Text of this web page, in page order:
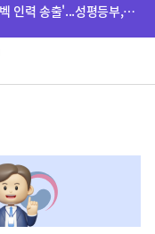
(설명) 프레시안, "인신매매방지법 걸린 '우즈벡 인력 송출'...성평등부,노동·법무부에 개선 요청" 관련